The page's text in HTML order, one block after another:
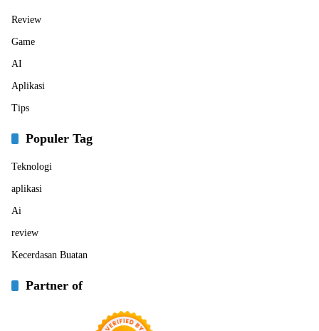
Review
Game
AI
Aplikasi
Tips
Populer Tag
Teknologi
aplikasi
Ai
review
Kecerdasan Buatan
Partner of